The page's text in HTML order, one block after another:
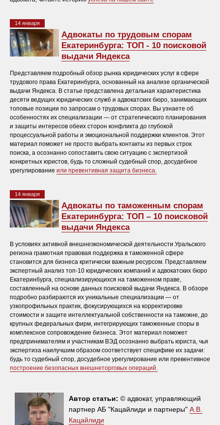
14 января
Адвокаты по трудовым спорам
Екатеринбурга: ТОП - 10 поисковой
выдачи Яндекса
Представляем подробный обзор рынка юридических услуг в сфере
трудового права Екатеринбурга, основанный на анализе органической
выдачи Яндекса. В статье представлена детальная характеристика
десяти ведущих юридических служб и адвокатских бюро, занимающих
топовые позиции по запросам о трудовых спорах. Вы узнаете об
особенностях их специализации — от стратегического планирования
и защиты интересов обеих сторон конфликта до глубокой
процессуальной работы и эмоциональной поддержки клиентов. Этот
материал поможет не просто выбрать контакты из первых строк
поиска, а осознанно сопоставить свою ситуацию с экспертизой
конкретных юристов, будь то сложный судебный спор, досудебное
урегулирование или превентивная защита бизнеса.
14 января
Адвокаты по таможенным спорам
Екатеринбурга: ТОП – 10 поисковой
выдачи Яндекса
В условиях активной внешнеэкономической деятельности Уральского
региона грамотная правовая поддержка в таможенной сфере
становится для бизнеса критически важным ресурсом. Представляем
экспертный анализ топ-10 юридических компаний и адвокатских бюро
Екатеринбурга, специализирующихся на таможенном праве,
составленный на основе данных поисковой выдачи Яндекса. В обзоре
подробно разбираются их уникальные специализации — от
узкопрофильных практик, фокусирующихся на корректировке
стоимости и защите интеллектуальной собственности на таможне, до
крупных федеральных фирм, интегрирующих таможенные споры в
комплексное сопровождение бизнеса. Этот материал поможет
предпринимателям и участникам ВЭД осознанно выбрать юриста, чья
экспертиза наилучшим образом соответствует специфике их задачи:
будь то судебный спор, досудебное урегулирование или превентивное
построение безопасных внешнеторговых операций.
Автор статьи: © адвокат, управляющий
партнер АБ "Кацайлиди и партнеры" А.В.
Кацайлиди